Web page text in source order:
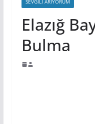
Elazığ
Bulma